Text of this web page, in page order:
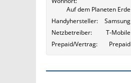
Auf dem Planeten Erde
Handyhersteller
Samsung
Netzbetreiber
T-Mobile
Prepaid/Vertrag
Prepaid